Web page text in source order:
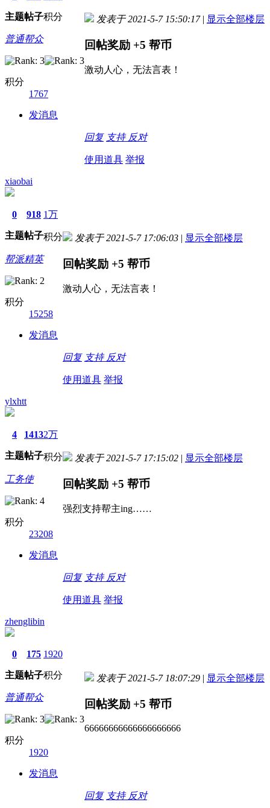
主题帖子积分
普通帮众
积分
1767
发消息
发表于 2021-5-7 15:50:17 | 显示全部楼层
回帖奖励 +5 帮币
激动人心，无法言表！
回复 支持 反对
使用道具 举报
xiaobai
0
主题
918
帖子
1万
积分
帮派精英
积分
15258
发消息
发表于 2021-5-7 17:06:03 | 显示全部楼层
回帖奖励 +5 帮币
激动人心，无法言表！
回复 支持 反对
使用道具 举报
ylxhtt
4
主题
1413
帖子
2万
积分
工务使
积分
23208
发消息
发表于 2021-5-7 17:15:02 | 显示全部楼层
回帖奖励 +5 帮币
强烈支持帮主ing……
回复 支持 反对
使用道具 举报
zhenglibin
0
主题
175
帖子
1920
积分
普通帮众
积分
1920
发消息
发表于 2021-5-7 18:07:29 | 显示全部楼层
回帖奖励 +5 帮币
66666666666666666666
回复 支持 反对